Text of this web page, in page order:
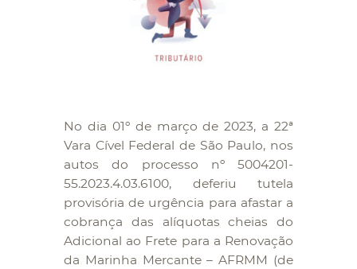
No dia 01º de março de 2023, a 22ª
Vara Cível Federal de São Paulo, nos
autos do processo nº 5004201-
55.2023.4.03.6100, deferiu tutela
provisória de urgência para afastar a
cobrança das alíquotas cheias do
Adicional ao Frete para a Renovação
da Marinha Mercante – AFRMM (de